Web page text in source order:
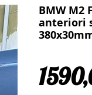
BMW M2
anteriori